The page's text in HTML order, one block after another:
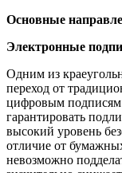
Основные
Электронные
Одним из
переход от
цифровым
гарантировать
высокий уровень
отличие от
невозможно